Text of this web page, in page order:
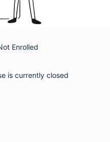
Enrolled
is currently closed